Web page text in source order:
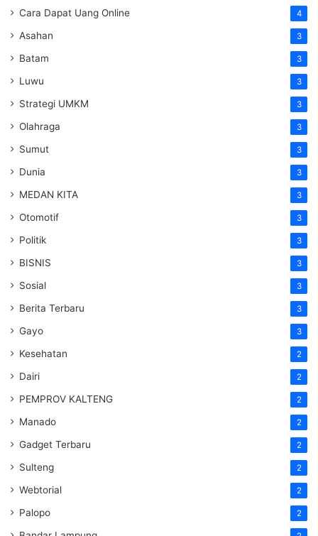
Cara Dapat Uang Online 4
Asahan 3
Batam 3
Luwu 3
Strategi UMKM 3
Olahraga 3
Sumut 3
Dunia 3
MEDAN KITA 3
Otomotif 3
Politik 3
BISNIS 3
Sosial 3
Berita Terbaru 3
Gayo 3
Kesehatan 2
Dairi 2
PEMPROV KALTENG 2
Manado 2
Gadget Terbaru 2
Sulteng 2
Webtorial 2
Palopo 2